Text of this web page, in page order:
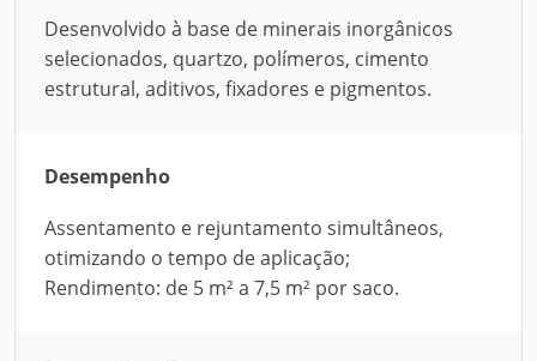
Desenvolvido à base de minerais inorgânicos
selecionados, quartzo, polímeros, cimento
estrutural, aditivos, fixadores e pigmentos.
Desempenho
Assentamento e rejuntamento simultâneos,
otimizando o tempo de aplicação;
Rendimento: de 5 m² a 7,5 m² por saco.